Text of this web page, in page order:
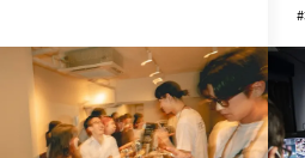
沖縄エリア
#